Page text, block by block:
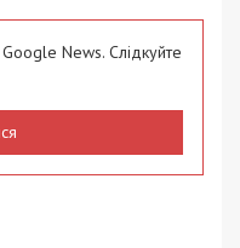
News. Слідкуйте